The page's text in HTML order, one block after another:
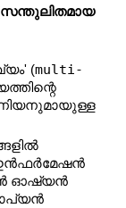
(സന്തുലിതമായ
(multi-
ഓഷ്യൻ